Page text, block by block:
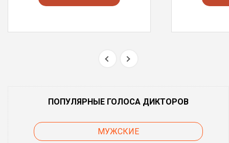
ПОПУЛЯРНЫЕ ГОЛОСА ДИКТОРОВ
МУЖСКИЕ